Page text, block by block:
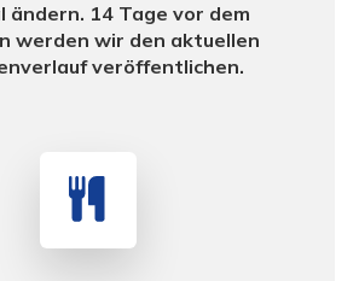
ändern. 14 Tage vor dem
werden wir den aktuellen
veröffentlichen.